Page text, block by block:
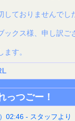
ておりませんでし
クス様、申し訳ご
す。
っつごー！
02:46 - スタッフより